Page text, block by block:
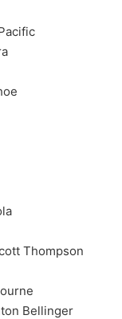
Thompson
Bellinger